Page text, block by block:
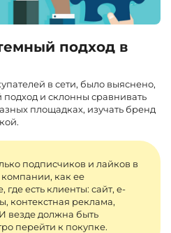
подход в
в сети, было выяснено,
и склонны сравнивать
площадках, изучать бренд
подписчиков и лайков в
компании, как ее
где есть клиенты: сайт, e-
контекстная реклама,
везде должна быть
перейти к покупке.